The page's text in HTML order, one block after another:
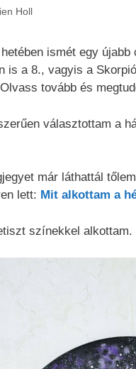
Holl
ismét egy
is a 8., vagyis a
tovább és
választottam a
már láthattál
lett: Mit alkottam a
színekkel